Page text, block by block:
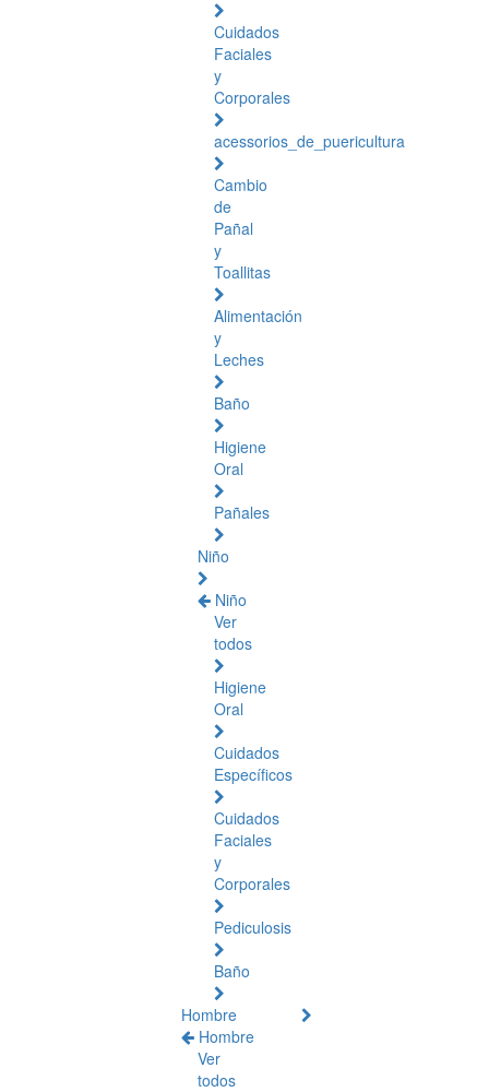
Cuidados
Faciales
y
Corporales
acessorios_de_puericultura
Cambio
de
Pañal
y
Toallitas
Alimentación
y
Leches
Baño
Higiene
Oral
Pañales
Niño
Niño
Ver
todos
Higiene
Oral
Cuidados
Específicos
Cuidados
Faciales
y
Corporales
Pediculosis
Baño
Hombre
Hombre
Ver
todos